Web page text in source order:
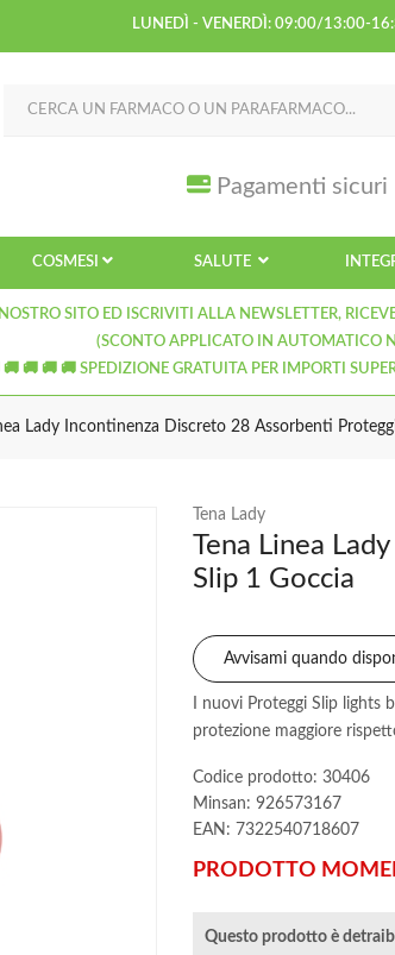
LUNEDÌ - VENERDÌ: 09:00/13:00-
Pagamenti sicuri
COSMESI SALUTE
SITO ED ISCRIVITI ALLA NEWSLETTER,
(SCONTO APPLICATO IN AUTOMATICO
🚚 🚚 🚚 🚚 SPEDIZIONE GRATUITA PER IMPORTI
Lady Incontinenza Discreto 28 Assorbenti
Tena Lady
Tena Linea
Slip 1 Goccia
Avvisami quando
I nuovi Proteggi Slip
protezione maggiore
Codice prodotto: 30406
Minsan: 926573167
EAN: 7322540718607
PRODOTTO
Questo prodotto è